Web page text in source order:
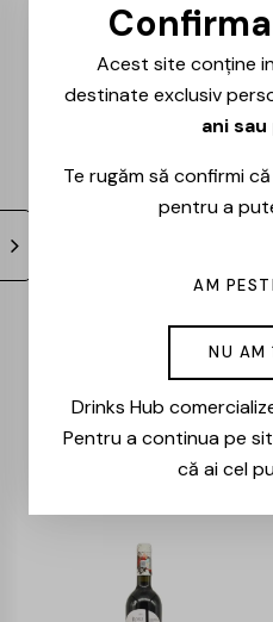
lei 101,00lei
Univers – Merlot –
0.75L
61,00lei 52,00lei
Acest site conține
destinate exclusiv
ani
Te rugăm să confirmi
pentru a
AM
NU AM
Drinks Hub
Pentru a continua pe
că ai cel